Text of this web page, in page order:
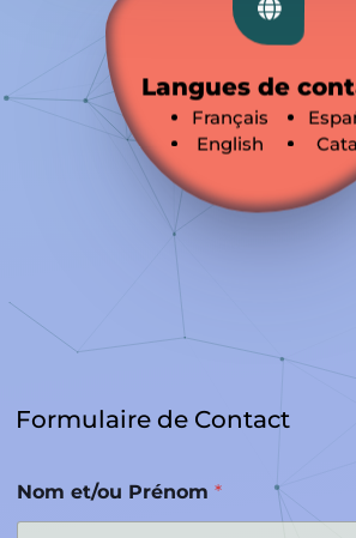
Langues de
Français
English
Formulaire de Contact
Nom et/ou Prénom*